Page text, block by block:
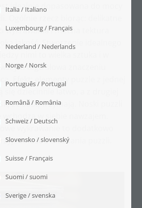
idealnie dopasowana do mocy
Ogólnie rzecz biorąc: delikatne
wykrawania i mocna tektura
jakość. Stworzenie idealnego
nimi to wielka sztuka i w
tego słowa znaczeniu
Efekt: elementy puzzle z jednej
się dziecinnie łatwo, a z drugiej
ze sobą trzymają. Noski puzzli
wchodzą w siebie nawzajem.
wykrawanie to dodatkowo
z układania puzzli.